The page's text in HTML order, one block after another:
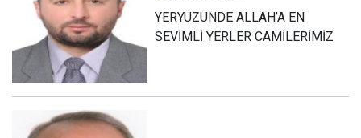
YERYÜZÜNDE ALLAH’A EN
SEVİMLİ YERLER CAMİLERİMİZ